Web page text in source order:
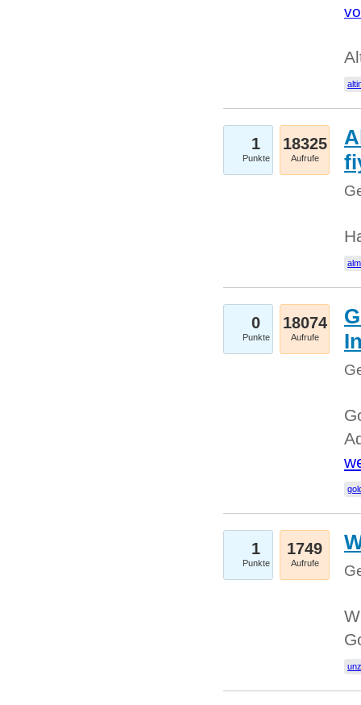
1
Punkte
18325
Aufrufe
0
Punkte
18074
Aufrufe
1
Punkte
1749
Aufrufe